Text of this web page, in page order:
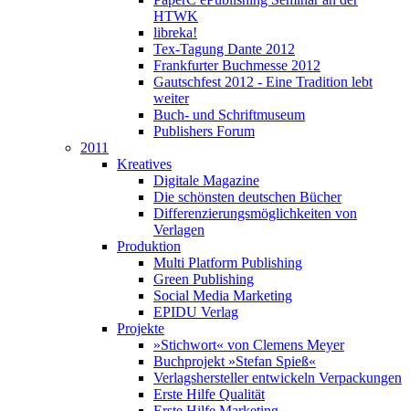
HTWK
libreka!
Tex-Tagung Dante 2012
Frankfurter Buchmesse 2012
Gautschfest 2012 - Eine Tradition lebt
weiter
Buch- und Schriftmuseum
Publishers Forum
2011
Kreatives
Digitale Magazine
Die schönsten deutschen Bücher
Differenzierungsmöglichkeiten von
Verlagen
Produktion
Multi Platform Publishing
Green Publishing
Social Media Marketing
EPIDU Verlag
Projekte
»Stichwort« von Clemens Meyer
Buchprojekt »Stefan Spieß«
Verlagshersteller entwickeln Verpackungen
Erste Hilfe Qualität